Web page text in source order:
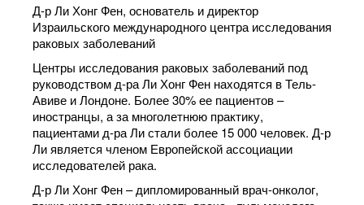
Д-р Ли Хонг Фен, основатель и директор
Израильского международного центра исследования
раковых заболеваний
Центры исследования раковых заболеваний под
руководством д-ра Ли Хонг Фен находятся в Тель-
Авиве и Лондоне. Более 30% ее пациентов –
иностранцы, а за многолетнюю практику,
пациентами д-ра Ли стали более 15 000 человек. Д-р
Ли является членом Европейской ассоциации
исследователей рака.
Д-р Ли Хонг Фен – дипломированный врач-онколог,